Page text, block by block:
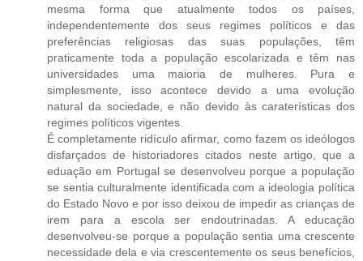
mesma forma que atualmente todos os países,
independentemente dos seus regimes políticos e das
preferências religiosas das suas populações, têm
praticamente toda a população escolarizada e têm nas
universidades uma maioria de mulheres. Pura e
simplesmente, isso acontece devido a uma evolução
natural da sociedade, e não devido às caraterísticas dos
regimes políticos vigentes.
É completamente ridículo afirmar, como fazem os ideólogos
disfarçados de historiadores citados neste artigo, que a
eduação em Portugal se desenvolveu porque a população
se sentia culturalmente identificada com a ideologia política
do Estado Novo e por isso deixou de impedir as crianças de
irem para a escola ser endoutrinadas. A educação
desenvolveu-se porque a população sentia uma crescente
necessidade dela e via crescentemente os seus benefícios,